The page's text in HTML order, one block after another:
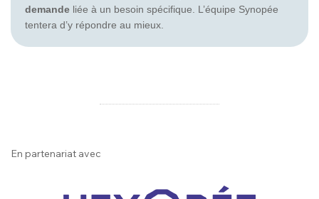
demande liée à un besoin spécifique. L’équipe Synopée
tentera d’y répondre au mieux.
En partenariat avec